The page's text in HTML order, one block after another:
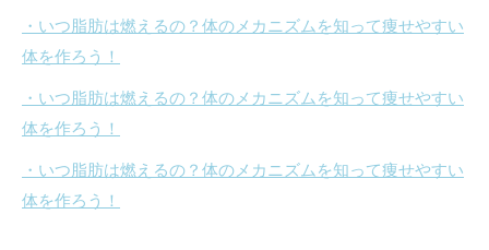
・いつ脂肪は燃えるの？体のメカニズムを知って痩せやすい
体を作ろう！
・いつ脂肪は燃えるの？体のメカニズムを知って痩せやすい
体を作ろう！
・いつ脂肪は燃えるの？体のメカニズムを知って痩せやすい
体を作ろう！